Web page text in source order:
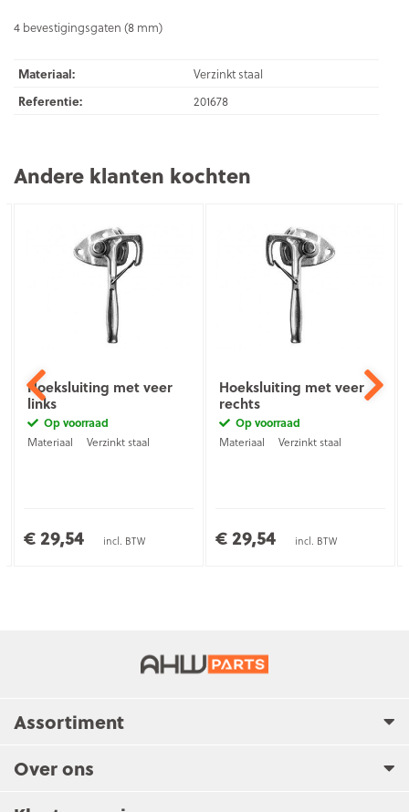
4 bevestigingsgaten (8 mm)
Materiaal:
Verzinkt staal
Referentie:
201678
Andere klanten kochten
Hoeksluiting met veer
links
Op voorraad
Materiaal
Verzinkt staal
€ 29,54 incl. BTW
Hoeksluiting met veer
rechts
Op voorraad
Materiaal
Verzinkt staal
€ 29,54 incl. BTW
Assortiment
Over ons